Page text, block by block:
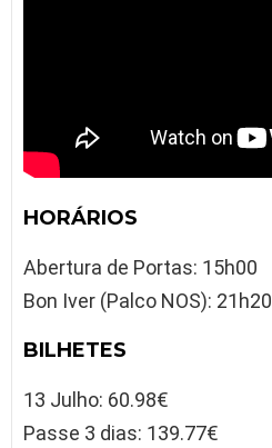
HORÁRIOS
Abertura de Portas: 15h00
Bon Iver (Palco NOS): 21h20
BILHETES
13 Julho: 60.98€
Passe 3 dias: 139.77€